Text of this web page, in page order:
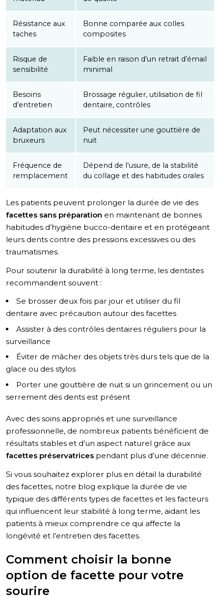
Résistance aux
taches
Bonne comparée aux colles
composites
Risque de
sensibilité
Faible en raison d’un retrait d’émail
minimal
Besoins
d’entretien
Brossage régulier, utilisation de fil
dentaire, contrôles
Adaptation aux
bruxeurs
Peut nécessiter une gouttière de
nuit
Fréquence de
remplacement
Dépend de l’usure, de la stabilité
du collage et des habitudes orales
Les patients peuvent prolonger la durée de vie des
facettes sans préparation en maintenant de bonnes
habitudes d’hygiène bucco-dentaire et en protégeant
leurs dents contre des pressions excessives ou des
traumatismes.
Pour soutenir la durabilité à long terme, les dentistes
recommandent souvent :
Se brosser deux fois par jour et utiliser du fil
dentaire avec précaution autour des facettes
Assister à des contrôles dentaires réguliers pour la
surveillance
Éviter de mâcher des objets très durs tels que de la
glace ou des stylos
Porter une gouttière de nuit si un grincement ou un
serrement des dents est présent
Avec des soins appropriés et une surveillance
professionnelle, de nombreux patients bénéficient de
résultats stables et d’un aspect naturel grâce aux
facettes préservatrices pendant plus d’une décennie.
Si vous souhaitez explorer plus en détail la durabilité
des facettes, notre blog explique la durée de vie
typique des différents types de facettes et les facteurs
qui influencent leur stabilité à long terme, aidant les
patients à mieux comprendre ce qui affecte la
longévité et l’entretien des facettes.
Comment choisir la bonne
option de facette pour votre
sourire